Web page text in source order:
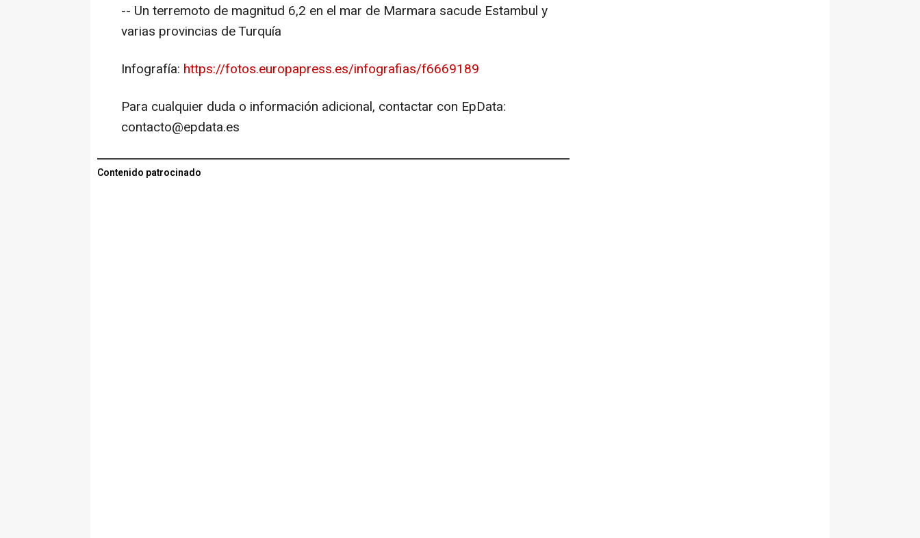
-- Un terremoto de magnitud 6,2 en el mar de Marmara sacude Estambul y
varias provincias de Turquía
Infografía: https://fotos.europapress.es/infografias/f6669189
Para cualquier duda o información adicional, contactar con EpData:
contacto@epdata.es
Contenido patrocinado